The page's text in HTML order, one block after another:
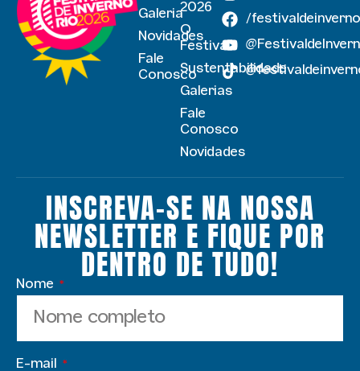
Galeria
Novidades
Fale
Conosco
2026
O
Festival
Sustentabilidade
Galerias
Fale
Conosco
Novidades
/
INSCREVA-SE NA NOSSA
NEWSLETTER E FIQUE POR
DENTRO DE TUDO!
Nome
E-mail